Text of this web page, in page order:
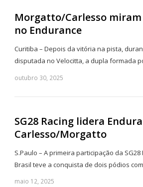
Morgatto/Carlesso
no Endurance
Curitiba – Depois da vitória na pista,
disputada no Velocitta, a dupla formada
outubro 30, 2025
SG28 Racing lidera
Carlesso/Morgatto
S.Paulo – A primeira participação da
Brasil teve a conquista de dois pódios
maio 12, 2025